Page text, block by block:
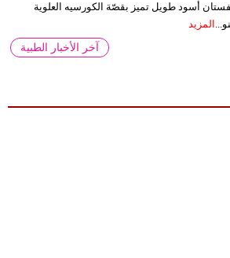
أسود طويل تميز بقصّة الكورسيه العلوية
المزيد
آخر الأخبار الطبية